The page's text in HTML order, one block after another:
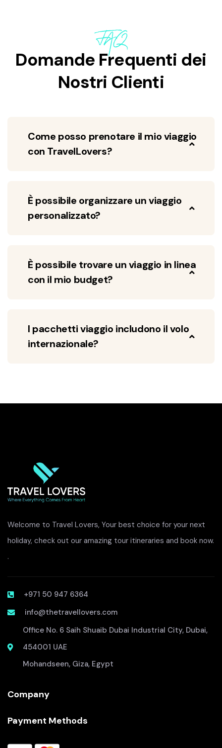
FAQ
Domande Frequenti dei
Nostri Clienti
Come posso prenotare il mio viaggio
con TravelLovers?
È possibile organizzare un viaggio
personalizzato?
È possibile trovare un viaggio in linea
con il mio budget?
I pacchetti viaggio includono il volo
internazionale?
Welcome to Travel Lovers, Your best choice for your next
holiday, check out our amazing tour itineraries and book now.
.
+971 50 947 6364
info@thetravellovers.com
Office No. 6 Saih Shuaib Dubai Industrial City, Dubai,
454001 UAE
Mohandseen, Giza, Egypt
Company
Payment Methods